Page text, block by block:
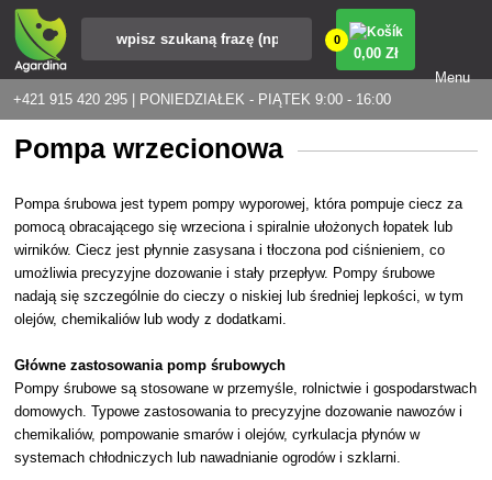
+421 915 420 295 | PONIEDZIAŁEK - PIĄTEK 9:00 - 16:00
0
0,00 Zł
Menu
Pompa wrzecionowa
Pompa śrubowa jest typem pompy wyporowej, która pompuje ciecz za
pomocą obracającego się wrzeciona i spiralnie ułożonych łopatek lub
wirników. Ciecz jest płynnie zasysana i tłoczona pod ciśnieniem, co
umożliwia precyzyjne dozowanie i stały przepływ. Pompy śrubowe
nadają się szczególnie do cieczy o niskiej lub średniej lepkości, w tym
olejów, chemikaliów lub wody z dodatkami.
Główne zastosowania pomp śrubowych
Pompy śrubowe są stosowane w przemyśle, rolnictwie i gospodarstwach
domowych. Typowe zastosowania to precyzyjne dozowanie nawozów i
chemikaliów, pompowanie smarów i olejów, cyrkulacja płynów w
systemach chłodniczych lub nawadnianie ogrodów i szklarni.